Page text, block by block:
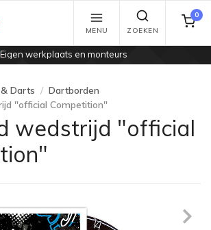
Eigen werkplaats en monteurs
MENU ZOEKEN
0
Darts
Dartborden
"official Competition"
wedstrijd "official